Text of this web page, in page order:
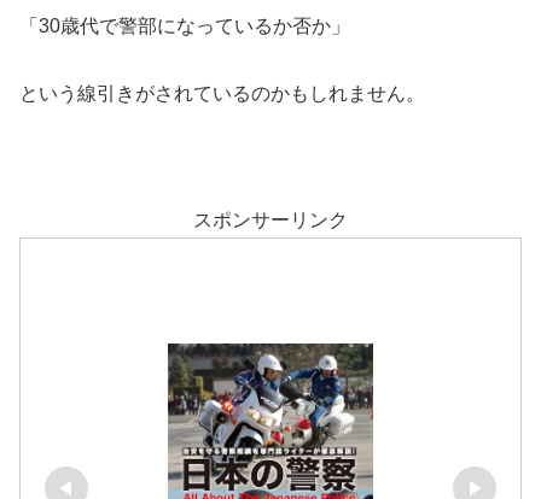
「30歳代で警部になっているか否か」
という線引きがされているのかもしれません。
スポンサーリンク